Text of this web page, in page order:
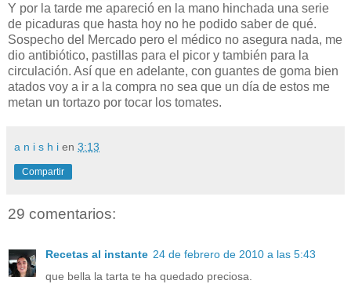
Y por la tarde me apareció en la mano hinchada una serie
de picaduras que hasta hoy no he podido saber de qué.
Sospecho del Mercado pero el médico no asegura nada, me
dio antibiótico, pastillas para el picor y también para la
circulación. Así que en adelante, con guantes de goma bien
atados voy a ir a la compra no sea que un día de estos me
metan un tortazo por tocar los tomates.
a n i s h i en 3:13
Compartir
29 comentarios:
Recetas al instante 24 de febrero de 2010 a las 5:43
que bella la tarta te ha quedado preciosa.